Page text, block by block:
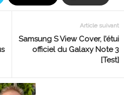
Article suivant
Samsung S View Cover, l’étui
officiel du Galaxy Note 3
[Test]